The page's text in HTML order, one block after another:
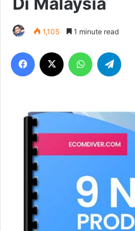
1,105 1 minute read
Facebook WhatsApp